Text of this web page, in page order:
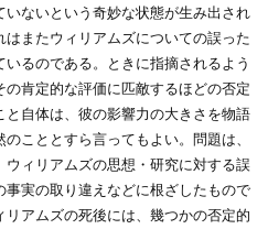
ないという奇妙な状態が生み出され
またウィリアムズについての誤った
るのである。ときに指摘されるよう
肯定的な評価に匹敵するほどの否定
自体は、彼の影響力の大きさを物語
こととすら言ってもよい。問題は、
ィリアムズの思想・研究に対する誤
事実の取り違えなどに根ざしたもので
アムズの死後には、幾つかの否定的